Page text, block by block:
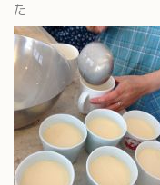
た